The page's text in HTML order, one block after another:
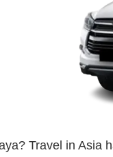
Travel in Asia